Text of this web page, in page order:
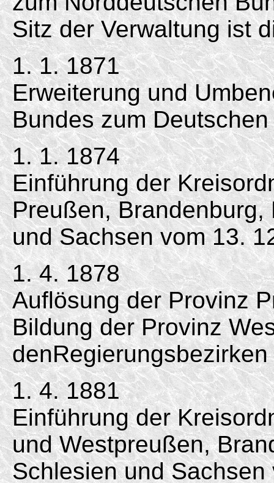
Sitz der Verwaltung ist
1. 1. 1871
Erweiterung und
Bundes zum
1. 1. 1874
Einführung der
Preußen,
und Sachsen vom 13.
1. 4. 1878
Auflösung der Provinz
Bildung der Provinz
1. 4. 1881
Einführung der
und Westpreußen,
Schlesien und